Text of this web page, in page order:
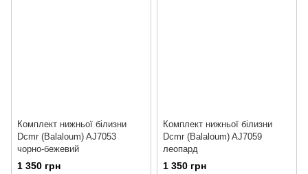
Комплект нижньої білизни
Dcmr (Balaloum) AJ7053
чорно-бежевий
1 350 грн
Комплект нижньої білизни
Dcmr (Balaloum) AJ7059
леопард
1 350 грн